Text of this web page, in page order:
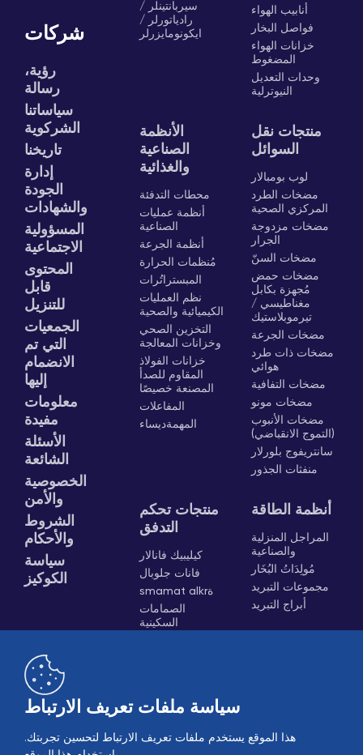
شركات
رؤية،
رسالة
سياساتنا
الشركوية
تاريخنا
إدارة
الجودة
والشهادات
المسؤولية
الاجتماعية
المحتوى
قابل
للتنزيل
الجمعيات
التي تم
الانضمام
إليها
معلومات
مفيدة
الأسئلة
الشائعة
الخصوصية
والأمن
الشروط
والأحكام
سياسة
الكوكيز
سيربانتينلر /
رادياتورلر /
ايكونومايزرلر
أنابيب الهواء
فواصل البخار
خزانات الهواء
المضغوط
وحدات التعديل
النيوترلية
الأنظمة
الصناعية
والغذائية
محطات التدفئة
أنظمة عمليات
الصناعية
أنظمة الجرعة
مُنظمات الحرارة
المبستراتُرات
نظم العمليات
الكيميائية والصحية
التخزين الصحي
وخزانات المعالجة
خزانات الفولاذ
المقاوم للصدأ
المصنعة خصيصًا
المفاعلات
المهمةديساء
منتجات نقل
السوائل
لوب بومبالار
مضخات الطرد
المركزي الصحية
مضخات مزدوجة
الجرار
مضخات السنّ
مضخات حمض
مُجهزة بكابل
مغناطيسي /
تيرموبلاستيك
مضخات الجرعة
مضخات ذات طرد
هوائي
مضخات التفافية
مضخات مونو
مضخات الأنبوب
(التموج الانقباضي)
سانتريفوج بلورلار
منفثات الجذور
منتجات تحكم
التدفق
كيليبيك فانالار
فانات جلوبال
smamat alkrة
الصمامات
السكينية
النقالة الهوائية
أنظمة الطاقة
المراجل المنزلية
والصناعية
مُولِدَاتُ البُخَار
مجموعات التبريد
أبراج التبريد
سياسة ملفات تعريف الارتباط
هذا الموقع يستخدم ملفات تعريف الارتباط لتحسين تجربتك.